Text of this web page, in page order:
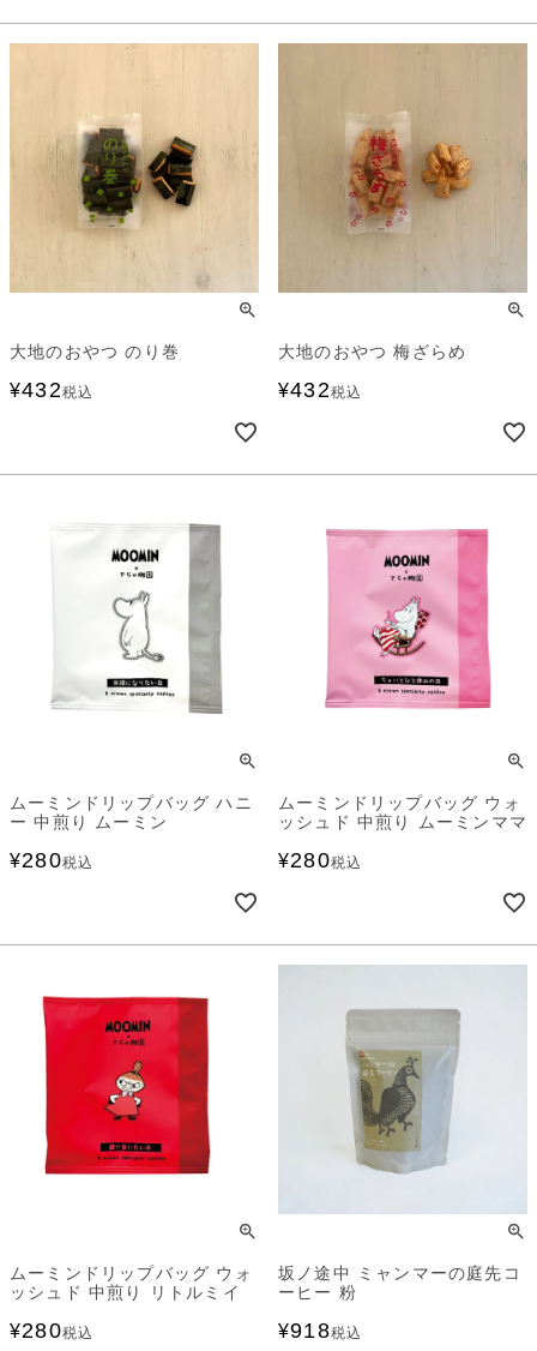
大地のおやつ のり巻
¥432税込
大地のおやつ 梅ざらめ
¥432税込
ムーミンドリップバッグ ハニ
ー 中煎り ムーミン
¥280税込
ムーミンドリップバッグ ウォ
ッシュド 中煎り ムーミンママ
¥280税込
ムーミンドリップバッグ ウォ
ッシュド 中煎り リトルミイ
¥280税込
坂ノ途中 ミャンマーの庭先コ
ーヒー 粉
¥918税込